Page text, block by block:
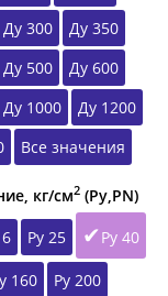
Ду 300
Ду 350
Ду 500
Ду 600
Ду 1000
Ду 1200
Все значения
кг/см2 (Ру,РN)
Ру 25 Ру 40
160
Ру 200